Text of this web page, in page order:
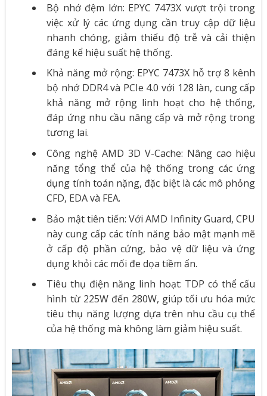
Bộ nhớ đệm lớn: EPYC 7473X vượt trội trong
việc xử lý các ứng dụng cần truy cập dữ liệu
nhanh chóng, giảm thiểu độ trễ và cải thiện
đáng kể hiệu suất hệ thống.
Khả năng mở rộng: EPYC 7473X hỗ trợ 8 kênh
bộ nhớ DDR4 và PCIe 4.0 với 128 làn, cung cấp
khả năng mở rộng linh hoạt cho hệ thống,
đáp ứng nhu cầu nâng cấp và mở rộng trong
tương lai.
Công nghệ AMD 3D V-Cache: Nâng cao hiệu
năng tổng thể của hệ thống trong các ứng
dụng tính toán nặng, đặc biệt là các mô phỏng
CFD, EDA và FEA.
Bảo mật tiên tiến: Với AMD Infinity Guard, CPU
này cung cấp các tính năng bảo mật mạnh mẽ
ở cấp độ phần cứng, bảo vệ dữ liệu và ứng
dụng khỏi các mối đe dọa tiềm ẩn.
Tiêu thụ điện năng linh hoạt: TDP có thể cấu
hình từ 225W đến 280W, giúp tối ưu hóa mức
tiêu thụ năng lượng dựa trên nhu cầu cụ thể
của hệ thống mà không làm giảm hiệu suất.